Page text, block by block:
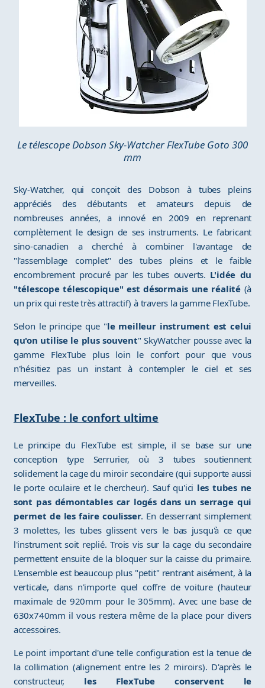
Le télescope Dobson Sky-Watcher FlexTube Goto 300
mm
Sky-Watcher, qui conçoit des Dobson à tubes pleins
appréciés des débutants et amateurs depuis de
nombreuses années, a innové en 2009 en reprenant
complètement le design de ses instruments. Le fabricant
sino-canadien a cherché à combiner l'avantage de
"l'assemblage complet" des tubes pleins et le faible
encombrement procuré par les tubes ouverts. L'idée du
"télescope télescopique" est désormais une réalité (à
un prix qui reste très attractif) à travers la gamme FlexTube.
Selon le principe que "le meilleur instrument est celui
qu'on utilise le plus souvent" SkyWatcher pousse avec la
gamme FlexTube plus loin le confort pour que vous
n'hésitiez pas un instant à contempler le ciel et ses
merveilles.
FlexTube : le confort ultime
Le principe du FlexTube est simple, il se base sur une
conception type Serrurier, où 3 tubes soutiennent
solidement la cage du miroir secondaire (qui supporte aussi
le porte oculaire et le chercheur). Sauf qu'ici les tubes ne
sont pas démontables car logés dans un serrage qui
permet de les faire coulisser. En desserrant simplement
3 molettes, les tubes glissent vers le bas jusqu'à ce que
l'instrument soit replié. Trois vis sur la cage du secondaire
permettent ensuite de la bloquer sur la caisse du primaire.
L'ensemble est beaucoup plus "petit" rentrant aisément, à la
verticale, dans n'importe quel coffre de voiture (hauteur
maximale de 920mm pour le 305mm). Avec une base de
630x740mm il vous restera même de la place pour divers
accessoires.
Le point important d'une telle configuration est la tenue de
la collimation (alignement entre les 2 miroirs). D'après le
constructeur, les FlexTube conservent le